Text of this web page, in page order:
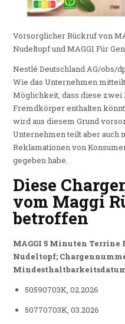
Vorsorglicher Rückruf von
Nudeltopf und MAGGI Für
Nestlé Deutschland AG/obs/
Wie das Unternehmen
Möglichkeit, dass diese zwei
Fremdkörper enthalten
wird aus diesem Grund
Unternehmen teilt aber auch
Reklamationen von
gegeben habe.
Diese
vom Maggi
betroffen
MAGGI 5 Minuten Terrine
Nudeltopf;
50590703K, 02.2026
50770703K, 03.2026